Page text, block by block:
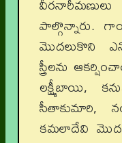
పాల్గొన్నారు.
మొదలుకొని
స్త్రీలను
లక్ష్మీబాయి,
సీతాకుమారి,
కమలాదేవి